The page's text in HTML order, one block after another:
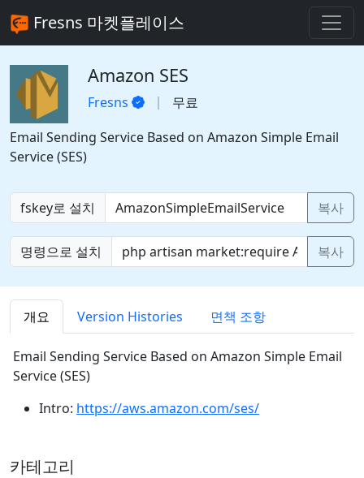
Fresns 마켓플레이스
Amazon SES
Fresns
무료
Email Sending Service Based on Amazon Simple Email
Service (SES)
fskey로 설치 복사
명령으로 설치 복사
개요 Version Histories 면책 조항
Email Sending Service Based on Amazon Simple Email
Service (SES)
Intro: https://aws.amazon.com/ses/
카테고리